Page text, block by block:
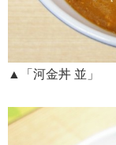
▲「河金丼 並」